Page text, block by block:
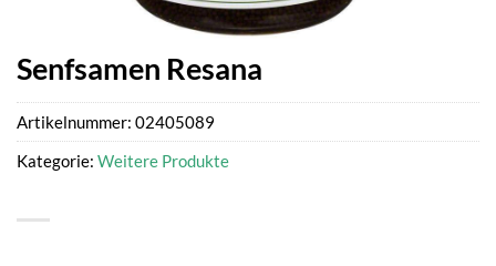
Senfsamen Resana
Artikelnummer: 02405089
Kategorie: Weitere Produkte